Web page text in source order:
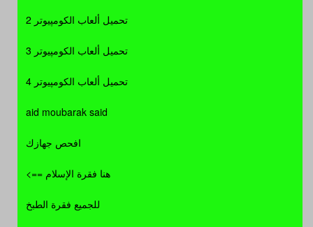
تحميل ألعاب الكومپيوتر 2
تحميل ألعاب الكومپيوتر 3
تحميل ألعاب الكومپيوتر 4
aid moubarak said
افحص جهازك
هنا فقرة الإسلام ==>
للجميع فقرة الطبخ